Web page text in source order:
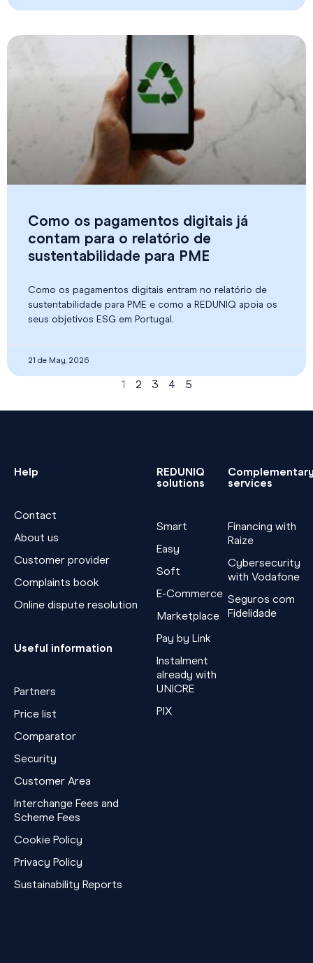
Como os pagamentos digitais já
contam para o relatório de
sustentabilidade para PME
Como os pagamentos digitais entram no relatório de
sustentabilidade para PME e como a REDUNIQ apoia os
seus objetivos ESG em Portugal.
21 de May, 2026
1 2 3 4 5
Help
Contact
About us
Customer provider
Complaints book
Online dispute resolution
Useful information
Partners
Price list
Comparator
Security
Customer Area
Interchange Fees and
Scheme Fees
Cookie Policy
Privacy Policy
Sustainability Reports
REDUNIQ
solutions
Smart
Easy
Soft
E-Commerce
Marketplace
Pay by Link
Instalment
already with
UNICRE
PIX
services
Financing with
Raize
Cybersecurity
with Vodafone
Seguros com
Fidelidade